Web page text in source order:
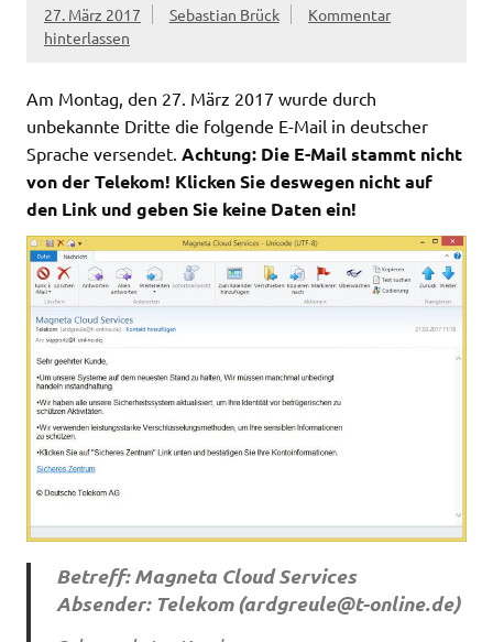
27. März 2017 Sebastian Brück
Kommentar
hinterlassen
Am Montag, den 27. März 2017 wurde durch
unbekannte Dritte die folgende E-Mail in deutscher
Sprache versendet. Achtung: Die E-Mail stammt nicht
von der Telekom! Klicken Sie deswegen nicht auf
den Link und geben Sie keine Daten ein!
Betreff: Magneta Cloud Services
Absender: Telekom (ardgreule@t-online.de)